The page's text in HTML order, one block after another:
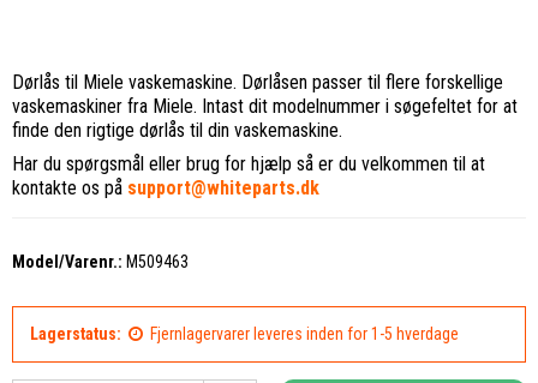
Dørlås til Miele vaskemaskine. Dørlåsen passer til flere forskellige
vaskemaskiner fra Miele. Intast dit modelnummer i søgefeltet for at
finde den rigtige dørlås til din vaskemaskine.
Har du spørgsmål eller brug for hjælp så er du velkommen til at
kontakte os på support@whiteparts.dk
Model/Varenr.: M509463
Lagerstatus: Fjernlagervarer leveres inden for 1-5 hverdage